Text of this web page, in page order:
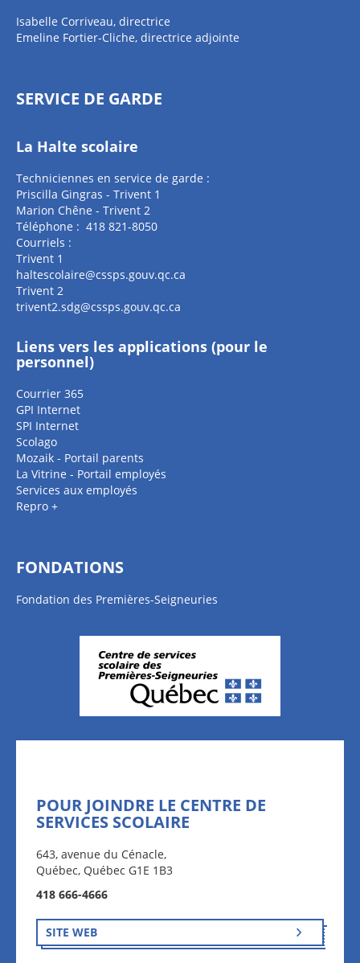
Isabelle Corriveau, directrice
Emeline Fortier-Cliche, directrice adjointe
SERVICE DE GARDE
La Halte scolaire
Techniciennes en service de garde :
Priscilla Gingras - Trivent 1
Marion Chêne - Trivent 2
Téléphone : 418 821-8050
Courriels :
Trivent 1
haltescolaire@cssps.gouv.qc.ca
Trivent 2
trivent2.sdg@cssps.gouv.qc.ca
Liens vers les applications (pour le
personnel)
Courrier 365
GPI Internet
SPI Internet
Scolago
Mozaik - Portail parents
La Vitrine - Portail employés
Services aux employés
Repro +
FONDATIONS
Fondation des Premières-Seigneuries
POUR JOINDRE LE CENTRE DE
SERVICES SCOLAIRE
643, avenue du Cénacle,
Québec, Québec G1E 1B3
418 666-4666
SITE WEB